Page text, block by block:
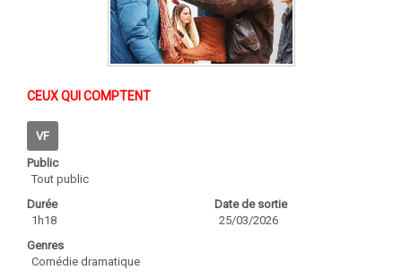
CEUX QUI COMPTENT
VF
Public
Tout public
Durée
1h18
Date de sortie
25/03/2026
Genres
Comédie dramatique